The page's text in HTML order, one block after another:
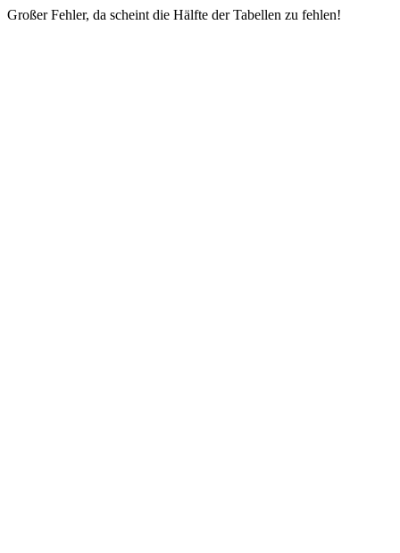
Großer Fehler, da scheint die Hälfte der Tabellen zu fehlen!